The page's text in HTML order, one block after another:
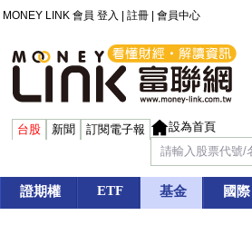
MONEY LINK 會員 登入 註冊 會員中心
台股 新聞 訂閱電子報 設為首頁
證期權 ETF 基金 國際